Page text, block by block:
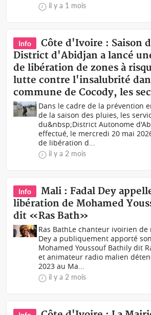
il y a 1 mois
Info
Côte d'Ivoire : Saison
District d'Abidjan a lancé
de libération de zones à
lutte contre l'insalubrité
commune de Cocody, les
Dans le cadre de la prévention
de la saison des pluies, les
du&nbsp;District Autonome
effectué, le mercredi 20 mai
de libération d...
il y a 2 mois
Info
Mali : Fadal Dey
libération de Mohamed
dit «Ras Bath»
Ras BathLe chanteur ivoirien de
Dey a publiquement apporté
Mohamed Youssouf Bathily dit
et animateur radio malien
2023 au Ma...
il y a 2 mois